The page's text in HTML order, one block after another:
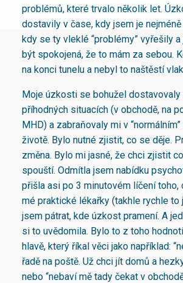
problémů, které trvalo několik let.
dostavily v čase, kdy jsem je
kdy se ty vleklé “problémy” vyřešily a
být spokojená, že to mám za sebou.
na konci tunelu a nebyl to naštěstí
Moje úzkosti se bohužel dostavovaly
příhodných situacích (v obchodě, na
MHD) a zabraňovaly mi v
životě. Bylo nutné zjistit, co se děje.
změna. Bylo mi jasné, že chci zjistit
spouští. Odmítla jsem nabídku
přišla asi po 3 minutovém líčení toho,
mé praktické lékařky (takhle rychle to
jsem pátrat, kde úzkost pramení. A
si to uvědomila. Bylo to z toho
hlavě, který říkal věci jako například:
řadě na poště. Už chci jít domů a
nebo “nebaví mě tady čekat v